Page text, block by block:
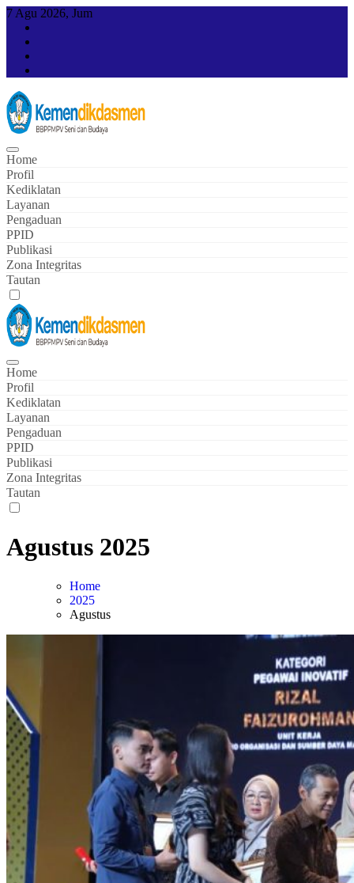
Skip
content
7 Agu 2026, Jum
Home
Profil
Kediklatan
Layanan
Pengaduan
PPID
Publikasi
Zona Integritas
Tautan
Home
Profil
Kediklatan
Layanan
Pengaduan
PPID
Publikasi
Zona Integritas
Tautan
Agustus 2025
Home
2025
Agustus